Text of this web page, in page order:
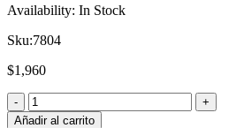
Availability: In Stock
Sku:7804
$1,960
Añadir al carrito